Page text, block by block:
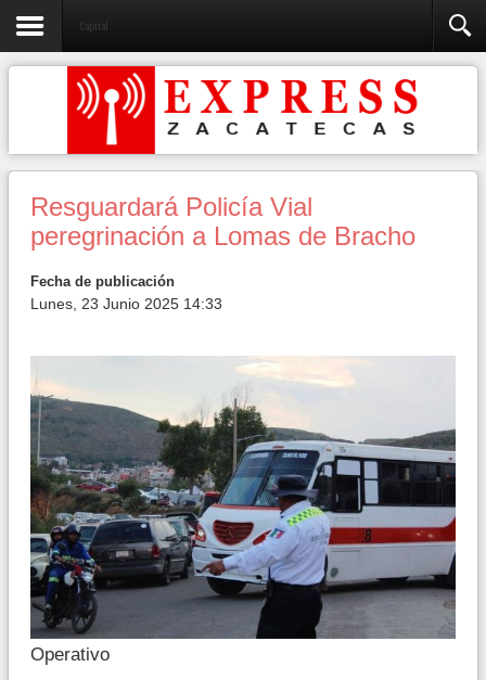
Capital
Resguardará Policía Vial
peregrinación a Lomas de Bracho
Fecha de publicación
Lunes, 23 Junio 2025 14:33
Operativo